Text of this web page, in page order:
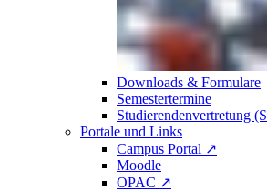
Downloads & Formulare
Semestertermine
Studierendenvertretung
Portale und Links
Campus Portal ↗
Moodle
OPAC ↗